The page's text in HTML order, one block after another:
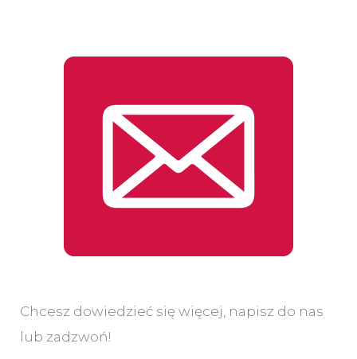
Chcesz dowiedzieć się więcej, napisz do nas
lub zadzwoń!